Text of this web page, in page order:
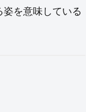
姿を意味している